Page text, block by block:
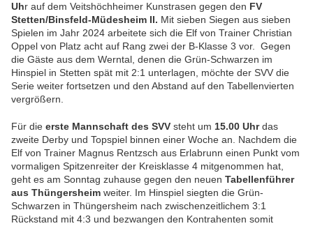
Uhr auf dem Veitshöchheimer Kunstrasen gegen den FV
Stetten/Binsfeld-Müdesheim II. Mit sieben Siegen aus sieben
Spielen im Jahr 2024 arbeitete sich die Elf von Trainer Christian
Oppel von Platz acht auf Rang zwei der B-Klasse 3 vor. Gegen
die Gäste aus dem Werntal, denen die Grün-Schwarzen im
Hinspiel in Stetten spät mit 2:1 unterlagen, möchte der SVV die
Serie weiter fortsetzen und den Abstand auf den Tabellenvierten
vergrößern.
Für die erste Mannschaft des SVV steht um 15.00 Uhrdas
zweite Derby und Topspiel binnen einer Woche an. Nachdem die
Elf von Trainer Magnus Rentzsch aus Erlabrunn einen Punkt vom
vormaligen Spitzenreiter der Kreisklasse 4 mitgenommen hat,
geht es am Sonntag zuhause gegen den neuen Tabellenführer
aus Thüngersheim weiter. Im Hinspiel siegten die Grün-
Schwarzen in Thüngersheim nach zwischenzeitlichem 3:1
Rückstand mit 4:3 und bezwangen den Kontrahenten somit